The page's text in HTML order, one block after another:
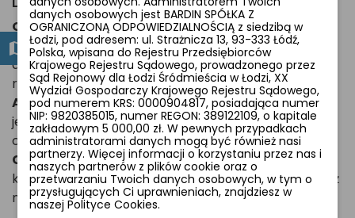
Osoby szukające uniwersalnego roweru: Jeśli
chcesz roweru, który dobrze radzi sobie zarówno na
drogach utwardzonych, jak i na lekkich trasach off-
road, rower crossowy będzie dobrym wyborem.
Amatorzy dłuższych wycieczek: Jeżeli planujesz
jeździć zarówno po szosie, jak i w terenie, rower
crossowy zapewni wygodę i wszechstronność.
Codzienne użytkowanie: Idealny wybór dla osób,
które chcą roweru do codziennych dojazdów, ale też
na weekendowe wypady.
danych osobowych jest BARDIN SPÓŁKA Z
OGRANICZONĄ ODPOWIEDZIALNOŚCIĄ z siedzibą w
Łodzi, pod adresem: ul. Strażnicza 13, 93-333 Łódź,
Polska, wpisana do Rejestru Przedsiębiorców
Krajowego Rejestru Sądowego, prowadzonego przez
Sąd Rejonowy dla Łodzi Śródmieścia w Łodzi, XX
Wydział Gospodarczy Krajowego Rejestru Sądowego,
pod numerem KRS: 0000904817, posiadająca numer
NIP: 9820385015, numer REGON: 389122109, o kapitale
zakładowym 5 000,00 zł. W pewnych przypadkach
administratorami danych mogą być również nasi
partnerzy. Więcej informacji o korzystaniu przez nas i
naszych partnerów z plików cookie oraz o
przetwarzaniu Twoich danych osobowych, w tym o
przysługujących Ci uprawnieniach, znajdziesz w
naszej Polityce Cookies.